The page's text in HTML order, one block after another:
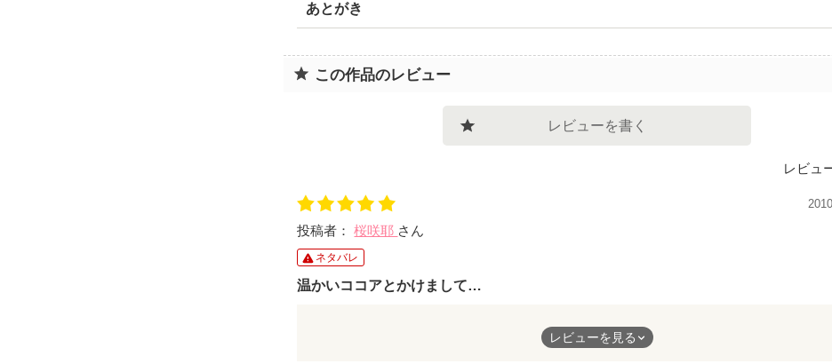
あとがき
この作品のレビュー
レビューを書く
レビュ
投稿者：桜咲耶 さん
ネタバレ
温かいココアとかけまして…
なんだか、勝手に結びつけてるだけかもしれませんが、とても暖かな気持ちになりまし
レビューを見る